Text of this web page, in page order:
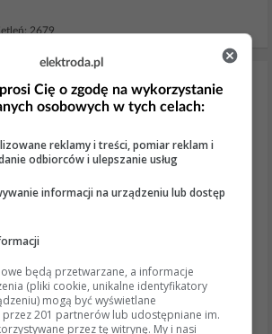
2679
TDI - Migająca kontrolka
oraz kontrolka chec
on jest w moim silniku. 1.6tdi 90KM.
dwa gumowe węże i wtyczka. Nawet jak
czujnika, to po wymianie trzeba
podoła. VCDS też często się wykłada na
uważałem że na elektrodzie można
pomoc.... Oczywiście,...
36171
elektroda.pl
Cię o zgodę na wykorzystanie
osobowych w tych celach:
reklamy i treści, pomiar reklam i
odbiorców i ulepszanie usług
informacji na urządzeniu lub dostęp
będą przetwarzane, a informacje
(pliki cookie, unikalne identyfikatory
mogą być wyświetlane
przez 201 partnerów lub udostępniane im.
przez tę witrynę. My i nasi